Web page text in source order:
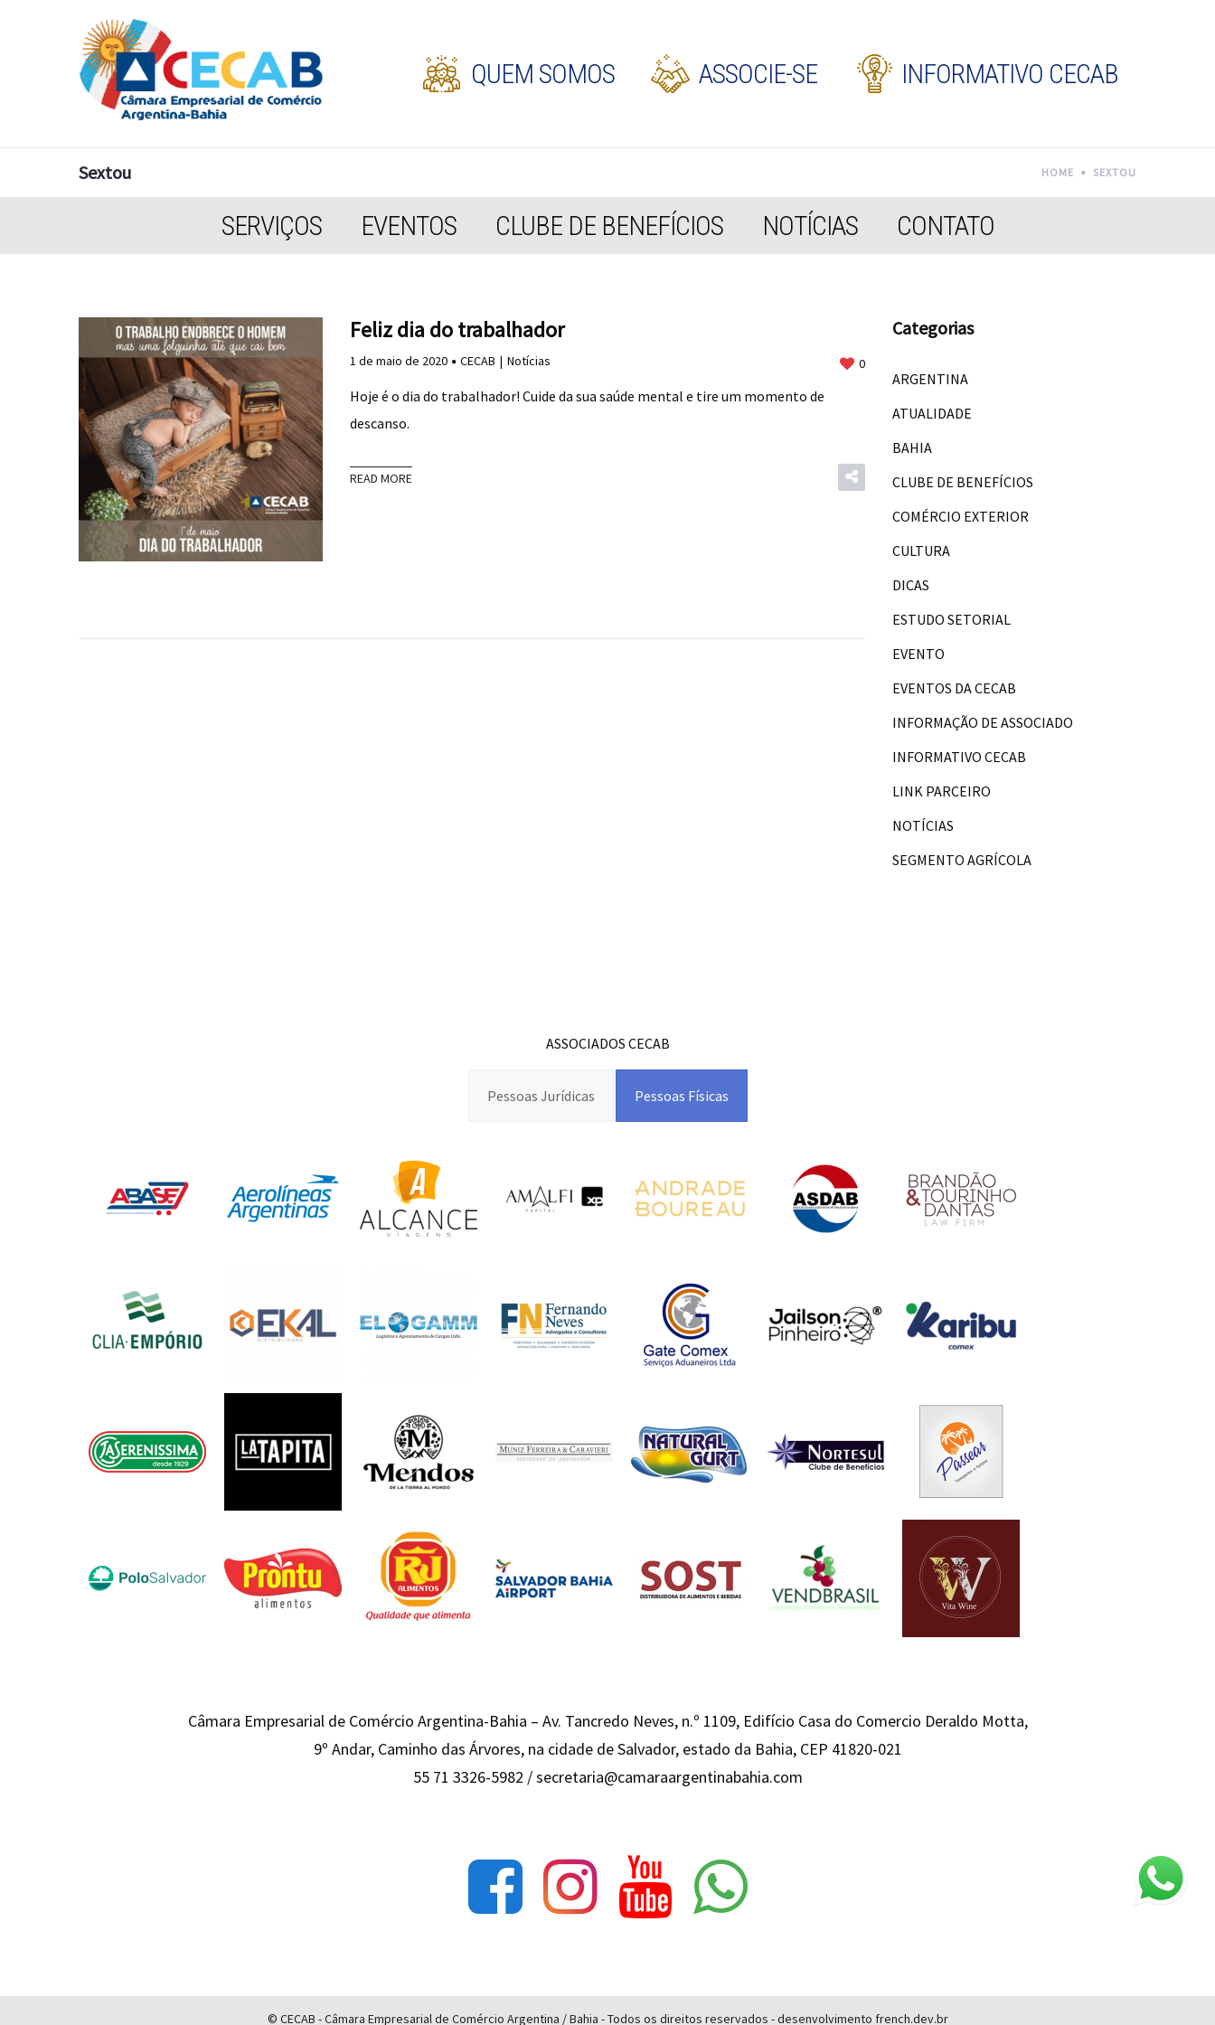
QUEM SOMOS ASSOCIE-SE INFORMATIVO CECAB
Sextou HOME SEXTOU
SERVIÇOS EVENTOS CLUBE DE BENEFÍCIOS NOTÍCIAS CONTATO
Feliz dia do trabalhador
1 de maio de 2020 CECAB Notícias 0
Hoje é o dia do trabalhador! Cuide da sua saúde mental e tire um momento de
descanso.
READ MORE
Categorias
ARGENTINA
ATUALIDADE
BAHIA
CLUBE DE BENEFÍCIOS
COMÉRCIO EXTERIOR
CULTURA
DICAS
ESTUDO SETORIAL
EVENTO
EVENTOS DA CECAB
INFORMAÇÃO DE ASSOCIADO
INFORMATIVO CECAB
LINK PARCEIRO
NOTÍCIAS
SEGMENTO AGRÍCOLA
ASSOCIADOS CECAB
Pessoas Jurídicas Pessoas Físicas
Câmara Empresarial de Comércio Argentina-Bahia – Av. Tancredo Neves, n.º 1109, Edifício Casa do Comercio Deraldo Motta,
9º Andar, Caminho das Árvores, na cidade de Salvador, estado da Bahia, CEP 41820-021
55 71 3326-5982 /secretaria@camaraargentinabahia.com
© CECAB - Câmara Empresarial de Comércio Argentina / Bahia - Todos os direitos reservados - desenvolvimento french.dev.br